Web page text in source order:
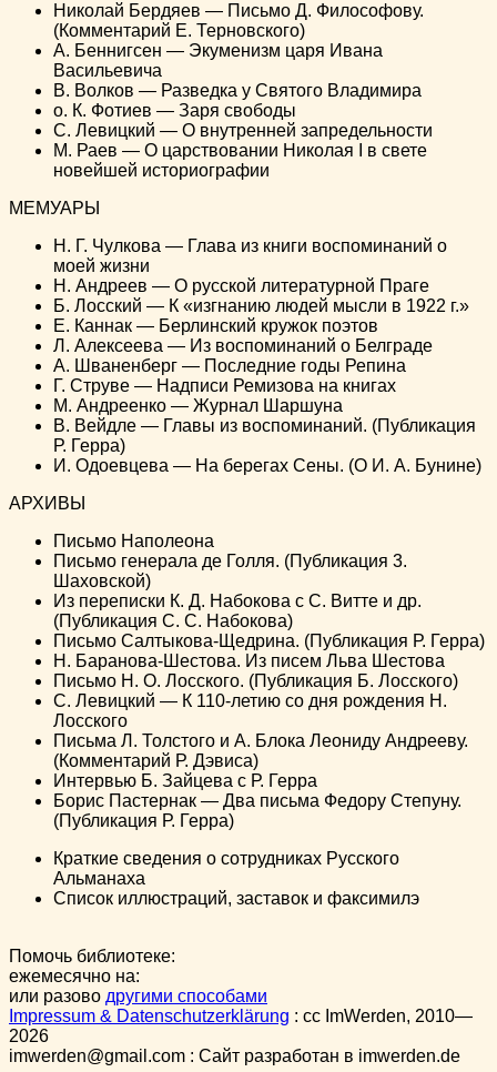
Николай Бердяев — Письмо Д. Философову.
(Комментарий Е. Терновского)
A. Беннигсен — Экуменизм царя Ивана
Васильевича
B. Волков — Разведка у Святого Владимира
о. К. Фотиев — Заря свободы
C. Левицкий — О внутренней запредельности
М. Раев — О царствовании Николая I в свете
новейшей историографии
МЕМУАРЫ
Н. Г. Чулкова — Глава из книги воспоминаний о
моей жизни
Н. Андреев — О русской литературной Праге
Б. Лосский — К «изгнанию людей мысли в 1922 г.»
Е. Каннак — Берлинский кружок поэтов
Л. Алексеева — Из воспоминаний о Белграде
A. Шваненберг — Последние годы Репина
Г. Струве — Надписи Ремизова на книгах
М. Андреенко — Журнал Шаршуна
B. Вейдле — Главы из воспоминаний. (Публикация
Р. Герра)
И. Одоевцева — На берегах Сены. (О И. А. Бунине)
АРХИВЫ
Письмо Наполеона
Письмо генерала де Голля. (Публикация 3.
Шаховской)
Из переписки К. Д. Набокова с С. Витте и др.
(Публикация С. С. Набокова)
Письмо Салтыкова-Щедрина. (Публикация Р. Герра)
Н. Баранова-Шестова. Из писем Льва Шестова
Письмо Н. О. Лосского. (Публикация Б. Лосского)
C. Левицкий — К 110-летию со дня рождения Н.
Лосского
Письма Л. Толстого и А. Блока Леониду Андрееву.
(Комментарий Р. Дэвиса)
Интервью Б. Зайцева с Р. Герра
Борис Пастернак — Два письма Федору Степуну.
(Публикация Р. Герра)
Краткие сведения о сотрудниках Русского
Альманаха
Список иллюстраций, заставок и факсимилэ
Помочь библиотеке:
ежемесячно на:
или разово другими способами
Impressum & Datenschutzerklärung : cc ImWerden, 2010—
2026
imwerden@gmail.com : Сайт разработан в imwerden.de